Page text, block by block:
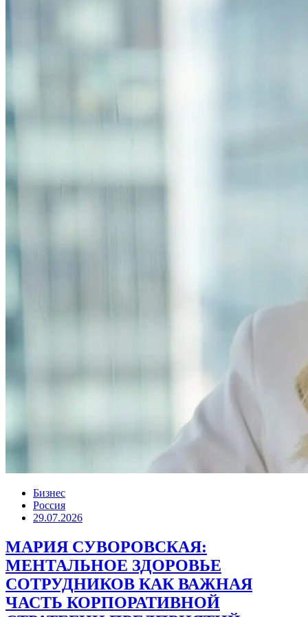
Бизнес
Россия
29.07.2026
МАРИЯ СУВОРОВСКАЯ:
МЕНТАЛЬНОЕ ЗДОРОВЬЕ
СОТРУДНИКОВ КАК ВАЖНАЯ
ЧАСТЬ КОРПОРАТИВНОЙ